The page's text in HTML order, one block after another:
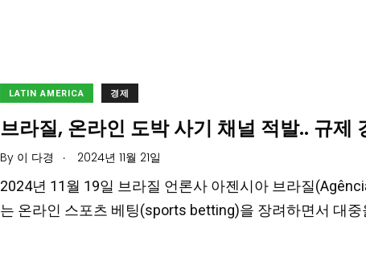
LATIN AMERICA 경제
브라질, 온라인 도박 사기 채널 적발.. 규제
By 이 다경 . 2024년 11월 21일
2024년 11월 19일 브라질 언론사 아젠시아 브라질
는 온라인 스포츠 베팅(sports betting)을 장려하면서 대